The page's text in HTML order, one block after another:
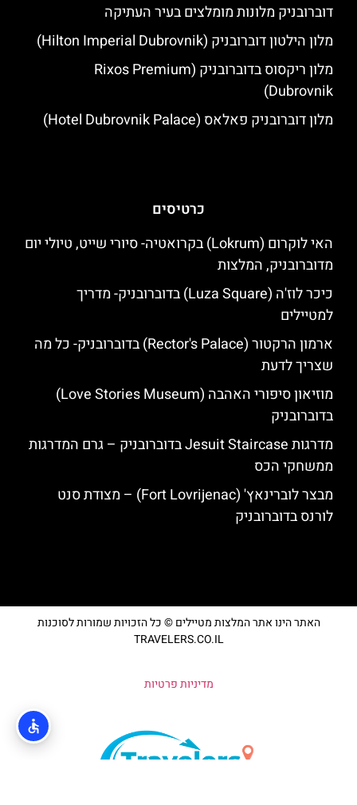
דוברובניק מלונות מומלצים בעיר העתיקה
מלון הילטון דוברובניק (Hilton Imperial Dubrovnik)
מלון ריקסוס בדוברובניק (Rixos Premium
Dubrovnik)
מלון דוברובניק פאלאס (Hotel Dubrovnik Palace)
כרטיסים
האי לוקרום (Lokrum) בקרואטיה- סיורי שייט, טיולי יום
מדוברובניק, המלצות
כיכר לוז'ה (Luza Square) בדוברובניק- מדריך
למטיילים
ארמון הרקטור (Rector's Palace) בדוברובניק- כל מה
שצריך לדעת
מוזיאון סיפורי האהבה (Love Stories Museum)
בדוברובניק
מדרגות Jesuit Staircase בדוברובניק – גרם המדרגות
ממשחקי הכס
מבצר לוברינאץ' (Fort Lovrijenac) – מצודת סנט
לורנס בדוברובניק
האתר הינו אתר המלצות מטיילים © כל הזכויות שמורות לסוכנות
TRAVELERS.CO.IL
מדיניות פרטיות